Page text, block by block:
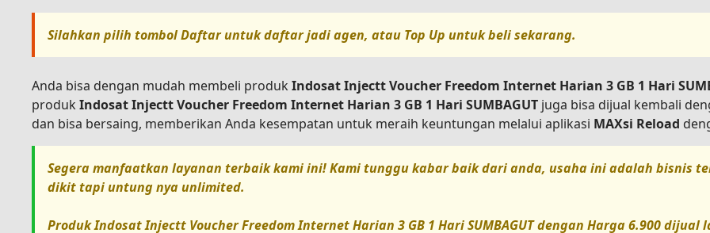
Silahkan pilih tombolDaftaruntuk daftar jadi agen, atau Top Up untuk beli sekarang.
Anda bisa dengan mudah membeli produk Indosat Injectt Voucher Freedom Internet Harian 3 GB 1 Hari
produk Indosat Injectt Voucher Freedom Internet Harian 3 GB 1 Hari SUMBAGUT juga bisa dijual kembali
dan bisa bersaing, memberikan Anda kesempatan untuk meraih keuntungan melalui aplikasi MAXsi Reload
Segera manfaatkan layanan terbaik kami ini! Kami tunggu kabar baik dari anda, usaha ini adalah bisnis
dikit tapi untung nya unlimited.
ProdukIndosat Injectt Voucher Freedom Internet Harian 3 GB 1 Hari SUMBAGUTdengan Harga6.900dijual